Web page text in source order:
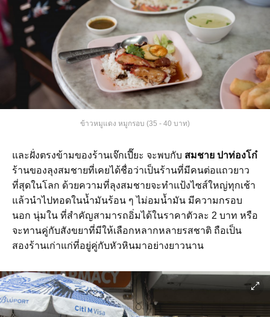
ข้าวหมูแดง หมูกรอบ (35 - 40 บาท)
และฝั่งตรงข้ามของร้านเจ๊กเปี๊ยะ จะพบกับ สมชาย ปาท่องโก๋
ร้านของลุงสมชายที่เคยได้ชื่อว่าเป็นร้านที่มีคนต่อแถวยาว
ที่สุดในโลก ด้วยความที่ลุงสมชายจะทำแป้งไซส์ใหญ่ทุกเช้า
แล้วนำไปทอดในน้ำมันร้อน ๆ ไม่อมน้ำมัน มีความกรอบ
นอก นุ่มใน ที่สำคัญสามารถอิ่มได้ในราคาตัวละ 2 บาท หรือ
จะทานคู่กับสังขยาที่มีให้เลือกหลากหลายรสชาติ ถือเป็น
สองร้านเก่าแก่ที่อยู่คู่กับหัวหินมาอย่างยาวนาน